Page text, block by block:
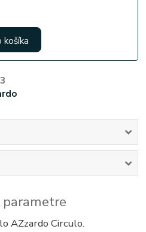
košíka
parametre
AZzardo Circulo.